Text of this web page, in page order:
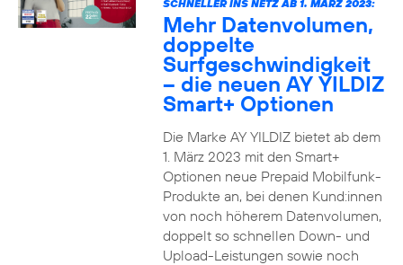
SCHNELLER INS NETZ AB 1. MÄRZ 2023:
Mehr Datenvolumen,
doppelte
Surfgeschwindigkeit
– die neuen AY YILDIZ
Smart+ Optionen
Die Marke AY YILDIZ bietet ab dem
1. März 2023 mit den Smart+
Optionen neue Prepaid Mobilfunk-
Produkte an, bei denen Kund:innen
von noch höherem Datenvolumen,
doppelt so schnellen Down- und
Upload-Leistungen sowie noch